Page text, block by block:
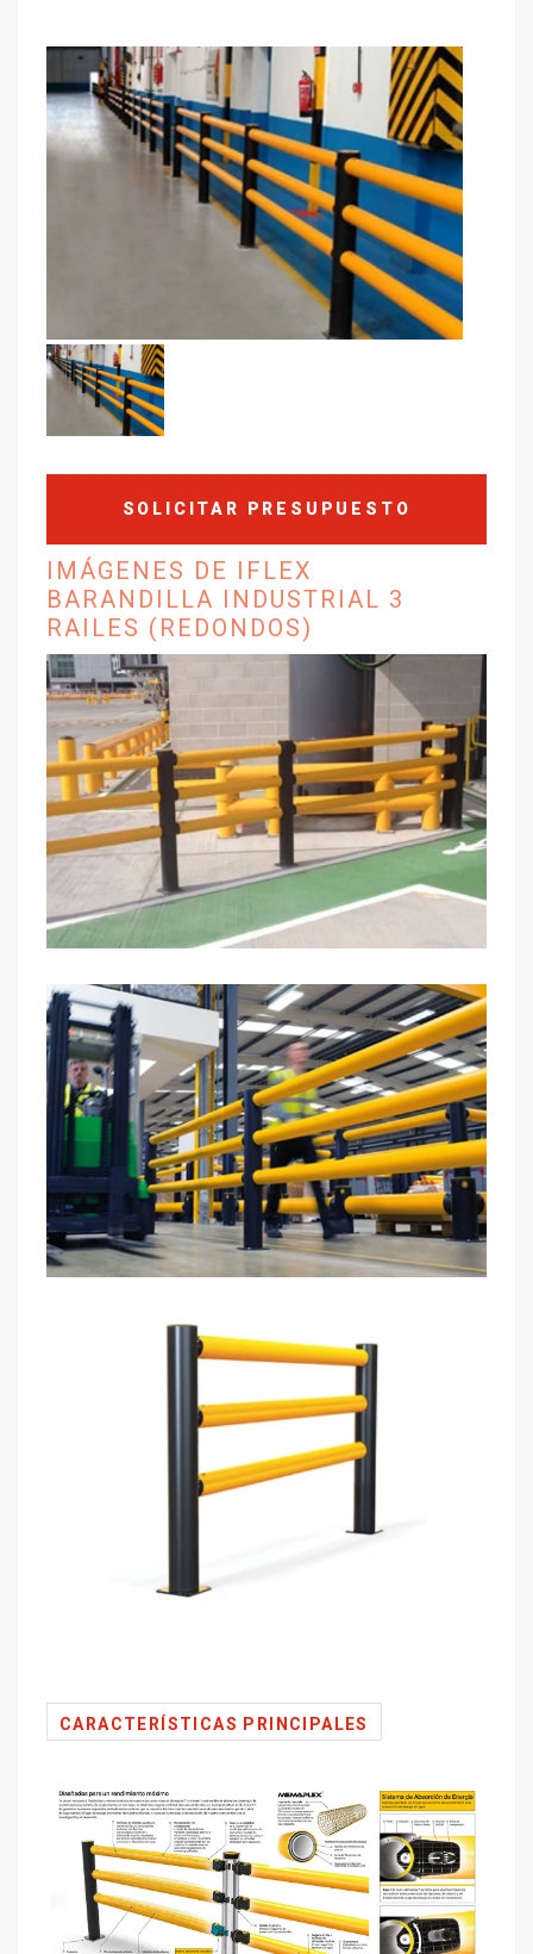
SOLICITAR PRESUPUESTO
IMÁGENES DE IFLEX
BARANDILLA INDUSTRIAL 3
RAILES (REDONDOS)
CARACTERÍSTICAS PRINCIPALES